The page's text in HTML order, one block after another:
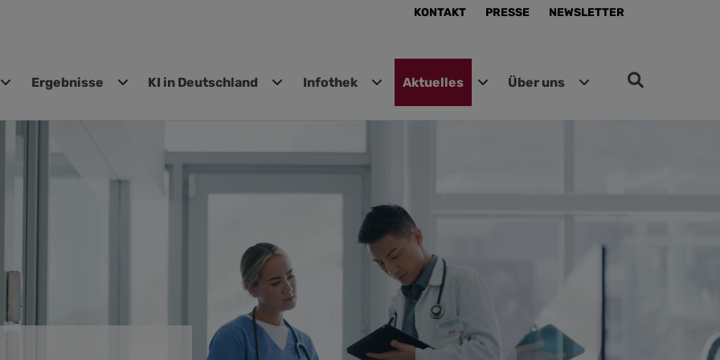
KONTAKT PRESSE NEWSLETTER
Ergebnisse KI in Deutschland Infothek Aktuelles Über uns